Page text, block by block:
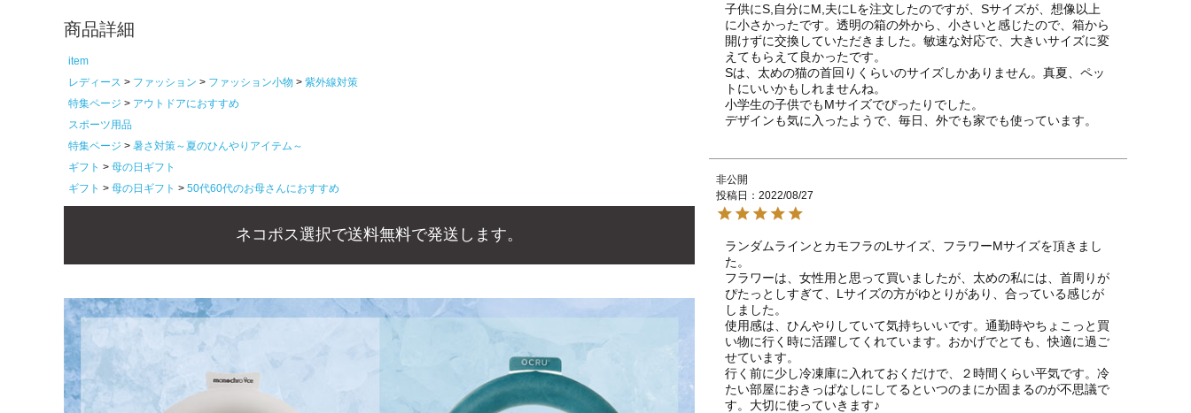
商品詳細
item
レディース
ファッション ファッション小物
紫外線対策
特集ページ
アウトドアにおすすめ
スポーツ用品
特集ページ
暑さ対策～夏のひんやりアイテム～
ギフト
母の日ギフト
ギフト
母の日ギフト 50代60代のお母さんにおすすめ
ネコポス選択で送料無料で発送します。
子供にS,自分にM,夫にLを注文したのですが、Sサイズが、想像以上
に小さかったです。透明の箱の外から、小さいと感じたので、箱から
開けずに交換していただきました。敏速な対応で、大きいサイズに変
えてもらえて良かったです。
Sは、太めの猫の首回りくらいのサイズしかありません。真夏、ペッ
トにいいかもしれませんね。
小学生の子供でもMサイズでぴったりでした。
デザインも気に入ったようで、毎日、外でも家でも使っています。
非公開
投稿日
2022/08/27
ランダムラインとカモフラのLサイズ、フラワーMサイズを頂きまし
た。
フラワーは、女性用と思って買いましたが、太めの私には、首周りが
ぴたっとしすぎて、Lサイズの方がゆとりがあり、合っている感じが
しました。
使用感は、ひんやりしていて気持ちいいです。通勤時やちょこっと買
い物に行く時に活躍してくれています。おかげでとても、快適に過ご
せています。
行く前に少し冷凍庫に入れておくだけで、２時間くらい平気です。冷
たい部屋におきっぱなしにしてるといつのまにか固まるのが不思議で
す。大切に使っていきます♪